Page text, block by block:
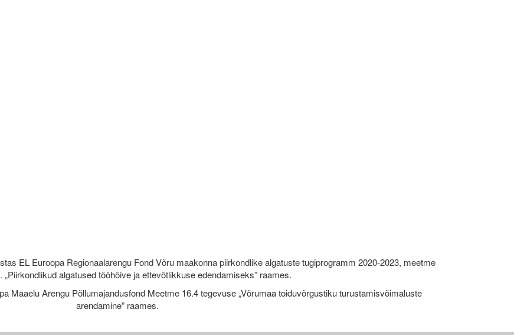
EL Euroopa Regionaalarengu Fond Võru maakonna piirkondlike algatuste tugiprogramm 2020-2023, meetme
„Piirkondlikud algatused tööhõive ja ettevõtlikkuse edendamiseks” raames.
Maaelu Arengu Põllumajandusfond Meetme 16.4 tegevuse „Võrumaa toiduvõrgustiku turustamisvõimaluste
arendamine” raames.